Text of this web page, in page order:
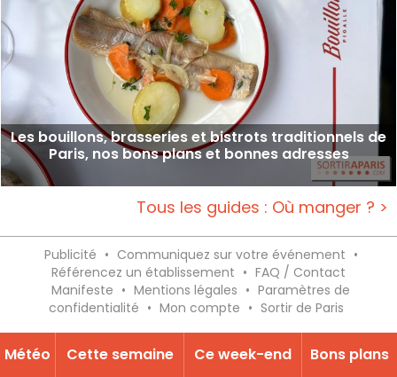
Les bouillons, brasseries et bistrots traditionnels de
Paris, nos bons plans et bonnes adresses
Tous les guides : Où manger ? >
Publicité • Communiquez sur votre événement •
Référencez un établissement • FAQ / Contact
Manifeste • Mentions légales • Paramètres de
confidentialité • Mon compte • Sortir de Paris
Météo Cette semaine Ce week-end Bons plans